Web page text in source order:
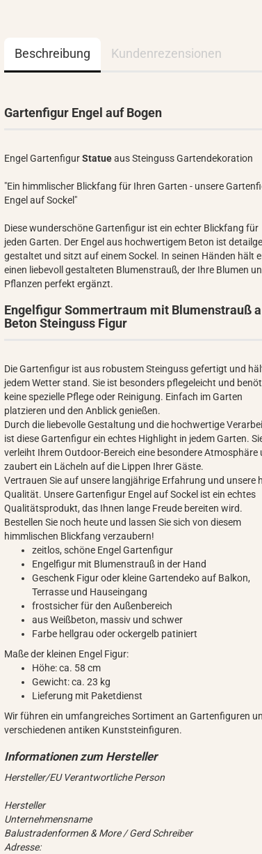
Beschreibung Kundenrezensionen
Gartenfigur Engel auf Bogen
Engel GartenfigurStatueaus Steinguss Gartendekoration
"Ein himmlischer Blickfang für Ihren Garten - unsere
Engel auf Sockel"
Diese wunderschöne Gartenfigur ist ein echter Blickfang für
jeden Garten. Der Engel aus hochwertigem Beton ist
gestaltet und sitzt auf einem Sockel. In seinen Händen hält
einen liebevoll gestalteten Blumenstrauß, der Ihre Blumen
Pflanzen perfekt ergänzt.
Engelfigur Sommertraum mit Blumenstrauß
Beton Steinguss Figur
Die Gartenfigur ist aus robustem Steinguss gefertigt und
jedem Wetter stand. Sie ist besonders pflegeleicht und
keine spezielle Pflege oder Reinigung. Einfach im Garten
platzieren und den Anblick genießen.
Durch die liebevolle Gestaltung und die hochwertige
ist diese Gartenfigur ein echtes Highlight in jedem Garten.
verleiht Ihrem Outdoor-Bereich eine besondere Atmosphäre
zaubert ein Lächeln auf die Lippen Ihrer Gäste.
Vertrauen Sie auf unsere langjährige Erfahrung und unsere
Qualität. Unsere Gartenfigur Engel auf Sockel ist ein echtes
Qualitätsprodukt, das Ihnen lange Freude bereiten wird.
Bestellen Sie noch heute und lassen Sie sich von diesem
himmlischen Blickfang verzaubern!
zeitlos, schöne Engel Gartenfigur
Engelfigur mit Blumenstrauß in der Hand
Geschenk Figur oder kleine Gartendeko auf Balkon,
Terrasse und Hauseingang
frostsicher für den Außenbereich
aus Weißbeton, massiv und schwer
Farbe hellgrau oder ockergelb patiniert
Maße der kleinen Engel Figur:
Höhe: ca. 58 cm
Gewicht: ca. 23 kg
Lieferung mit Paketdienst
Wir führen ein umfangreiches Sortiment an Gartenfiguren
verschiedenen antiken Kunststeinfiguren.
Hersteller/EU Verantwortliche Person
Hersteller
Unternehmensname
Balustradenformen & More / Gerd Schreiber
Adresse: